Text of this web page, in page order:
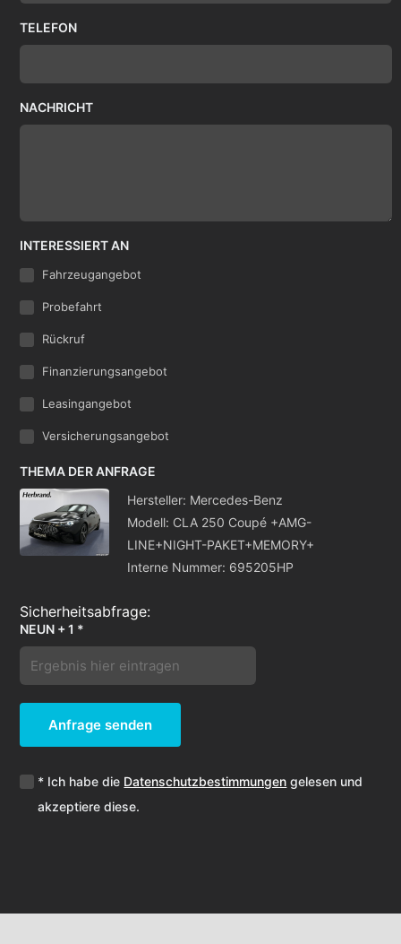
TELEFON
NACHRICHT
INTERESSIERT AN
Fahrzeugangebot
Probefahrt
Rückruf
Finanzierungsangebot
Leasingangebot
Versicherungsangebot
THEMA DER ANFRAGE
Hersteller: Mercedes-Benz
Modell: CLA 250 Coupé +AMG-
LINE+NIGHT-PAKET+MEMORY+
Interne Nummer: 695205HP
NEUN + 1 *
Anfrage senden
* Ich habe die Datenschutzbestimmungen gelesen und
akzeptiere diese.